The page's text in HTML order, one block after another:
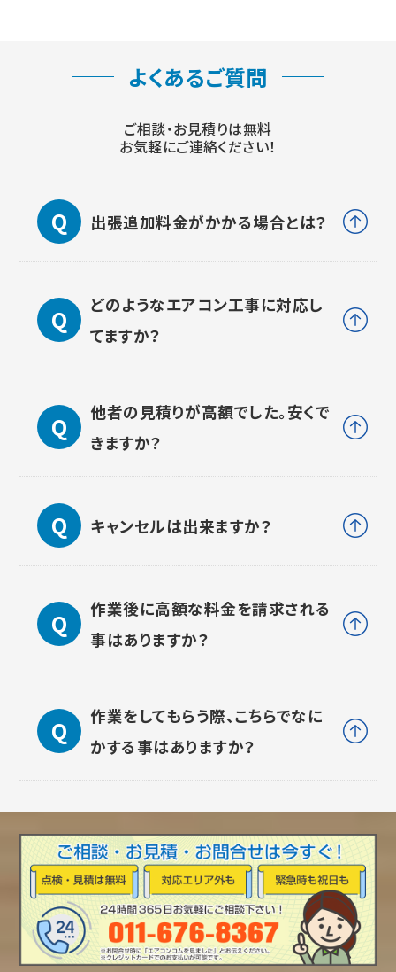
よくあるご質問
ご相談・お見積りは無料
お気軽にご連絡ください！
出張追加料金がかかる場合とは？
どのようなエアコン工事に対応し
てますか？
他者の見積りが高額でした。安くで
きますか？
キャンセルは出来ますか？
作業後に高額な料金を請求される
事はありますか？
作業をしてもらう際、こちらでなに
かする事はありますか？